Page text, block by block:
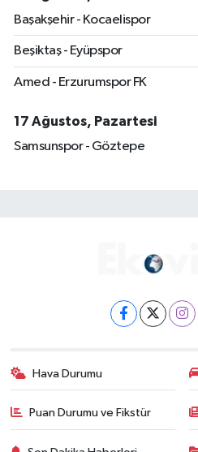
Başakşehir - Kocaelispor
Beşiktaş - Eyüpspor
Amed - Erzurumspor FK
17 Ağustos, Pazartesi
Samsunspor - Göztepe
Hava Durumu
Puan Durumu ve Fikstür